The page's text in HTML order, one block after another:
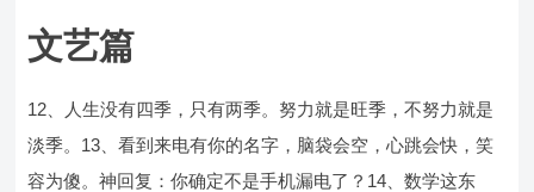
文艺篇
12、人生没有四季，只有两季。努力就是旺季，不努力就是
淡季。13、看到来电有你的名字，脑袋会空，心跳会快，笑
容为傻。神回复：你确定不是手机漏电了？14、数学这东